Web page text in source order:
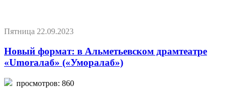
Пятница 22.09.2023
Новый формат: в Альметьевском драмтеатре
«Umoraлаб» («Уморалаб»)
просмотров: 860